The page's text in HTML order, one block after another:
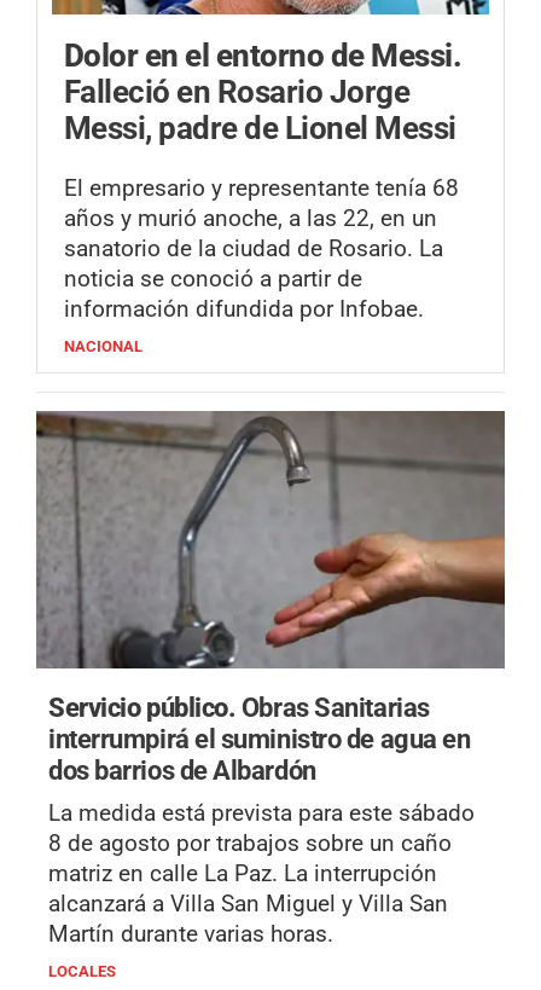
Dolor en el entorno de Messi.
Falleció en Rosario Jorge
Messi, padre de Lionel Messi
El empresario y representante tenía 68
años y murió anoche, a las 22, en un
sanatorio de la ciudad de Rosario. La
noticia se conoció a partir de
información difundida por Infobae.
NACIONAL
Servicio público. Obras Sanitarias
interrumpirá el suministro de agua en
dos barrios de Albardón
La medida está prevista para este sábado
8 de agosto por trabajos sobre un caño
matriz en calle La Paz. La interrupción
alcanzará a Villa San Miguel y Villa San
Martín durante varias horas.
LOCALES